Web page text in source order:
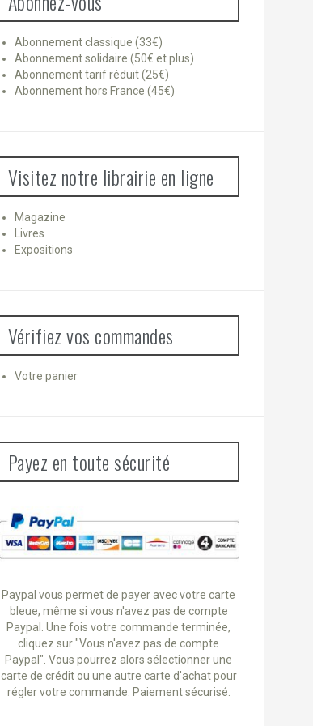
Abonnement classique (33€)
Abonnement solidaire (50€ et plus)
Abonnement tarif réduit (25€)
Abonnement hors France (45€)
Visitez notre librairie en ligne
Magazine
Livres
Expositions
Vérifiez vos commandes
Votre panier
Payez en toute sécurité
Paypal vous permet de payer avec votre carte
bleue, même si vous n'avez pas de compte
Paypal. Une fois votre commande terminée,
cliquez sur "Vous n'avez pas de compte
Paypal". Vous pourrez alors sélectionner une
carte de crédit ou une autre carte d'achat pour
régler votre commande. Paiement sécurisé.